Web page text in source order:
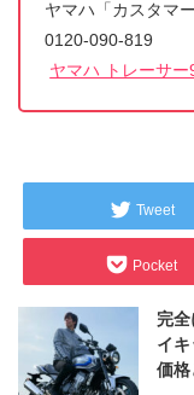
ヤマハ「カスタマ
0120-090-819
ヤマハ トレーサー
Tweet
Pocket
完
イ
価格